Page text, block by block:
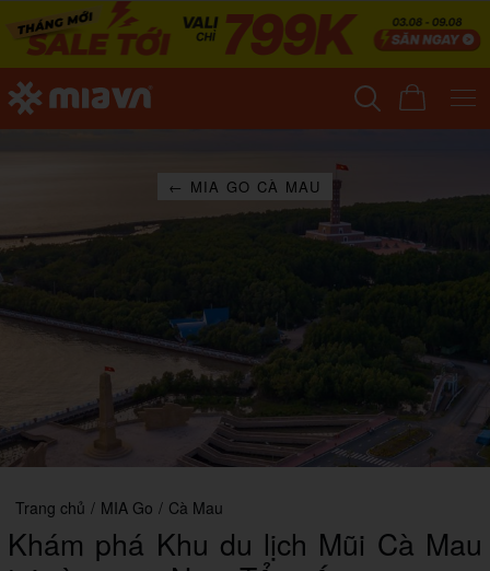
← MIA GO CÀ MAU
Trang chủ / MIA Go / Cà Mau
Khám phá Khu du lịch Mũi Cà Mau